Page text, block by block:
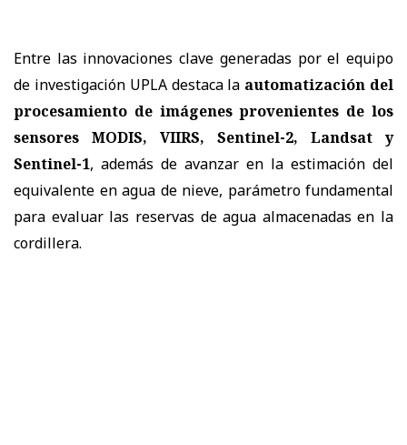
Entre las innovaciones clave generadas por el equipo
de investigación UPLA destaca la automatización del
procesamiento de imágenes provenientes de los
sensores MODIS, VIIRS, Sentinel-2, Landsat y
Sentinel-1, además de avanzar en la estimación del
equivalente en agua de nieve, parámetro fundamental
para evaluar las reservas de agua almacenadas en la
cordillera.